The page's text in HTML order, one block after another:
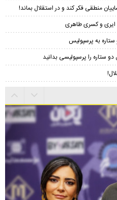
منطقی فکر کند و در استقلال بماند!
ایری و کسری طاهری
به پرسپولیس
ستاره را پرسپولیسی بدانید